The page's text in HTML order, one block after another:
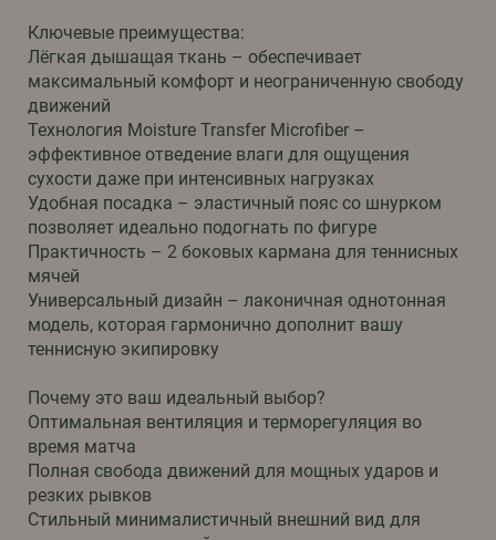
Ключевые преимущества:
Лёгкая дышащая ткань – обеспечивает
максимальный комфорт и неограниченную свободу
движений
Технология Moisture Transfer Microfiber –
эффективное отведение влаги для ощущения
сухости даже при интенсивных нагрузках
Удобная посадка – эластичный пояс со шнурком
позволяет идеально подогнать по фигуре
Практичность – 2 боковых кармана для теннисных
мячей
Универсальный дизайн – лаконичная однотонная
модель, которая гармонично дополнит вашу
теннисную экипировку
Почему это ваш идеальный выбор?
Оптимальная вентиляция и терморегуляция во
время матча
Полная свобода движений для мощных ударов и
резких рывков
Стильный минималистичный внешний вид для